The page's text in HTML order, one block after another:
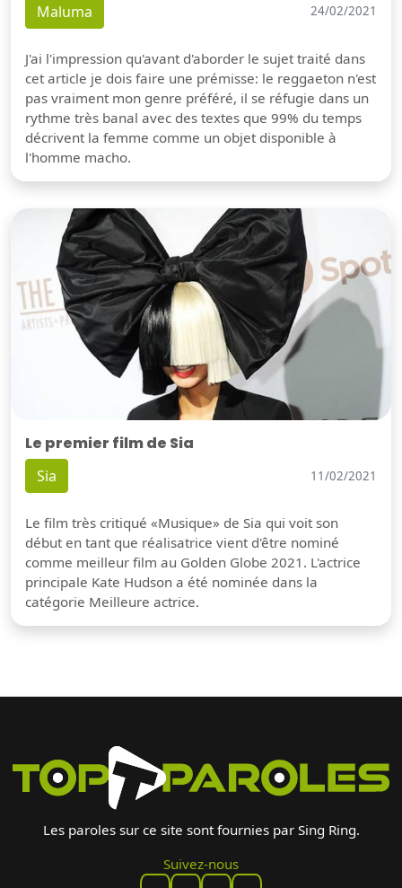
Maluma 24/02/2021
J'ai l'impression qu'avant d'aborder le sujet traité dans
cet article je dois faire une prémisse: le reggaeton n'est
pas vraiment mon genre préféré, il se réfugie dans un
rythme très banal avec des textes que 99% du temps
décrivent la femme comme un objet disponible à
l'homme macho.
Le premier film de Sia
Sia 11/02/2021
Le film très critiqué «Musique» de Sia qui voit son
début en tant que réalisatrice vient d'être nominé
comme meilleur film au Golden Globe 2021. L'actrice
principale Kate Hudson a été nominée dans la
catégorie Meilleure actrice.
Les paroles sur ce site sont fournies par Sing Ring.
Suivez-nous